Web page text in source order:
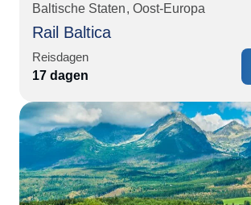
Baltische Staten Oost-Europa
Rail Baltica
Reisdagen
17 dagen